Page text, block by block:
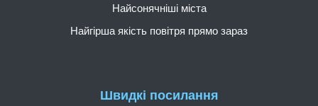
Швидкі посилання
Найсонячніші міста
Найгірша якість повітря прямо зараз